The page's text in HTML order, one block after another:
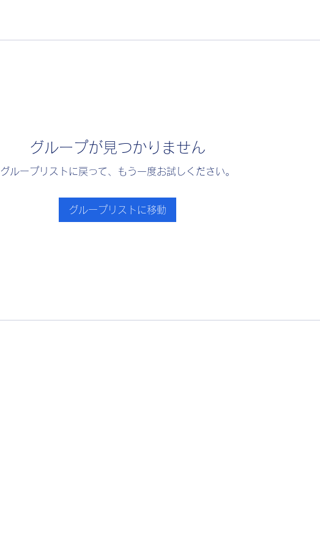
グループが見つかりません
グループリストに戻って、もう一度お試しください。
グループリストに移動